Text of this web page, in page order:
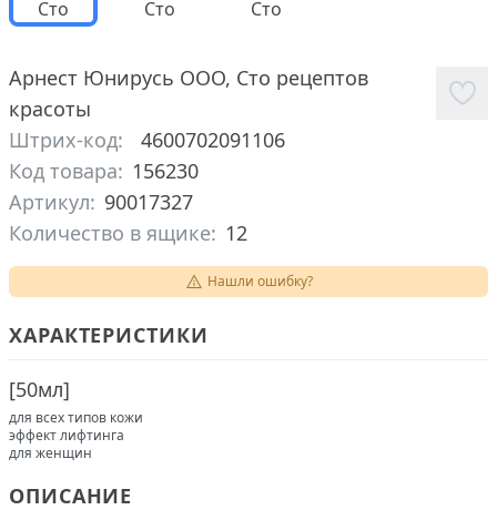
Арнест Юнирусь ООО, Сто рецептов
красоты
Штрих-код:
4600702091106
Код товара: 156230
Артикул: 90017327
Количество в ящике: 12
Нашли ошибку?
ХАРАКТЕРИСТИКИ
[50мл]
для всех типов кожи
эффект лифтинга
для женщин
ОПИСАНИЕ